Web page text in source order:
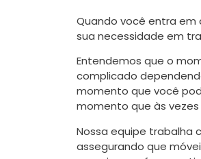
Quando você entra
sua necessidade em
Entendemos que o
complicado
momento que você
momento que às
Nossa equipe trabalha
assegurando que